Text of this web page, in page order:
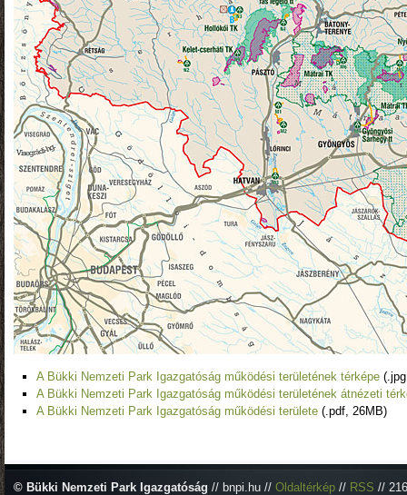
A Bükki Nemzeti Park Igazgatóság működési területének térképe
A Bükki Nemzeti Park Igazgatóság működési területének átnézeti
A Bükki Nemzeti Park Igazgatóság működési területe (.pdf, 26MB)
© Bükki Nemzeti Park Igazgatóság // bnpi.hu // Oldaltérkép // RSS //